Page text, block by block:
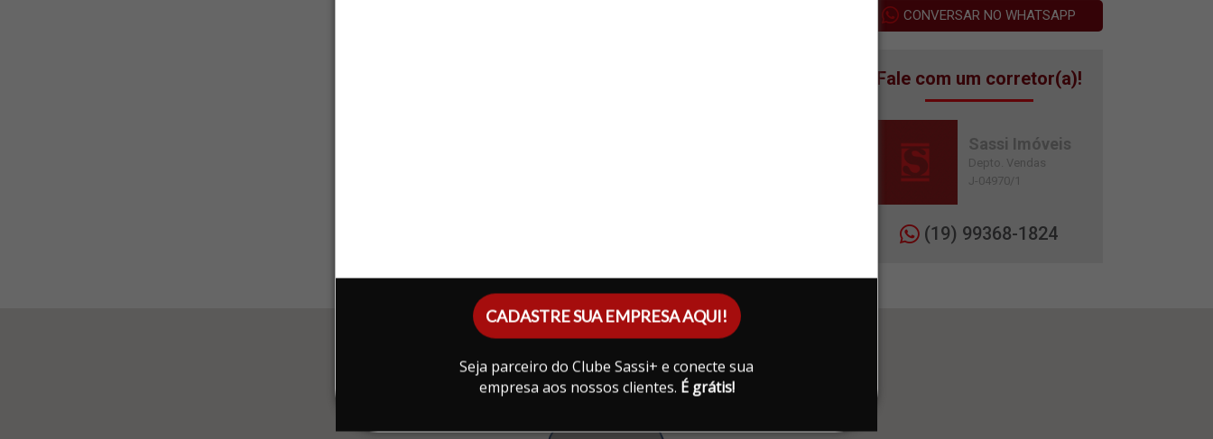
CADASTRE SUA EMPRESA AQUI!
Seja parceiro do Clube Sassi+ e conecte sua
empresa aos nossos clientes. É grátis!
CONVERSAR NO WHATSAPP
Fale com um corretor(a)!
Sassi Imóveis
Depto. Vendas
J-04970/1
(19) 99368-1824